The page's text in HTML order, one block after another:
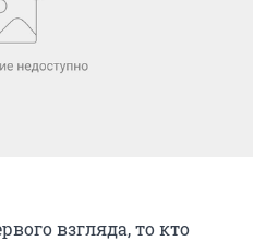
взгляда, то кто